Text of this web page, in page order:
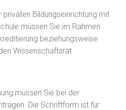
privaten Bildungseinrichtung mit
müssen Sie im Rahmen
beziehungsweise
Wissenschaftsrat
müssen Sie bei der
Die Schriftform ist für